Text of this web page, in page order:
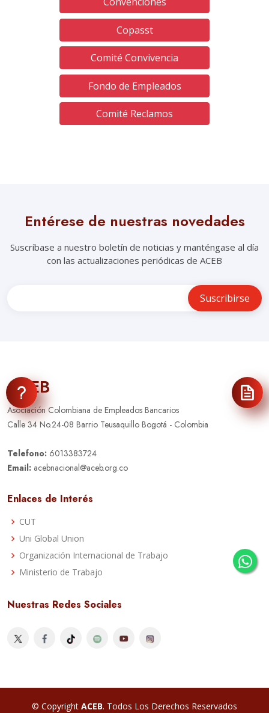
Copasst
Comité Convivencia
Fondo de Empleados
Comité Reclamos
Entérese de nuestras novedades
Suscríbase a nuestro boletín de noticias y manténgase al día
con las actualizaciones periódicas de ACEB
ACEB
Asociación Colombiana de Empleados Bancarios
Calle 34 No.24-08 Barrio Teusaquillo Bogotá - Colombia
Telefono: 6013383724
Email: acebnacional@aceb.org.co
Enlaces de Interés
CUT
Uni Global Union
Organización Internacional de Trabajo
Ministerio de Trabajo
Nuestras Redes Sociales
© Copyright ACEB. Todos Los Derechos Reservados